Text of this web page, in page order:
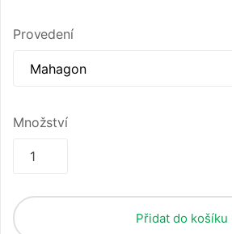
Provedení
Množství
Přidat do košíku